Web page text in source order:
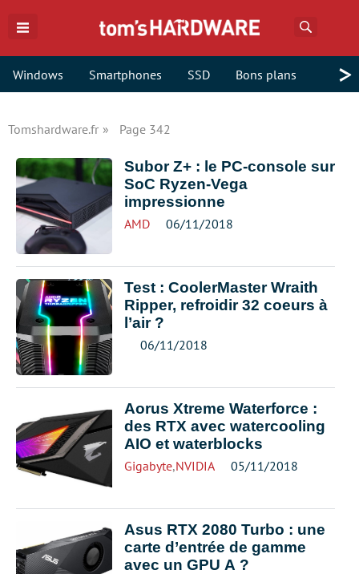
Windows Smartphones SSD Bons plans >
Tomshardware.fr Page 342
Subor Z+ : le PC-console sur
SoC Ryzen-Vega
impressionne
AMD 06/11/2018
Test : CoolerMaster Wraith
Ripper, refroidir 32 coeurs à
l’air ?
06/11/2018
Aorus Xtreme Waterforce :
des RTX avec watercooling
AIO et waterblocks
Gigabyte,NVIDIA 05/11/2018
Asus RTX 2080 Turbo : une
carte d’entrée de gamme
avec un GPU A ?